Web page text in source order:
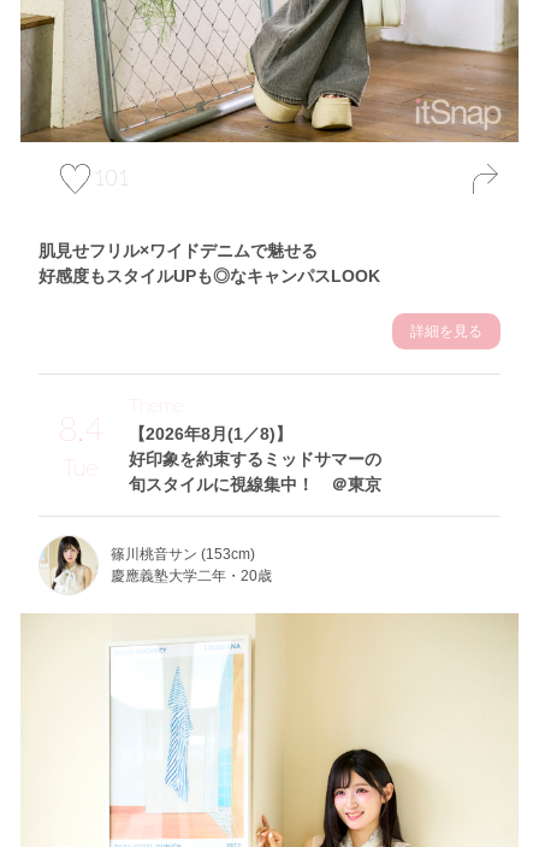
101
肌見せフリル×ワイドデニムで魅せる
好感度もスタイルUPも◎なキャンパスLOOK
詳細を見る
8.4
Tue
【2026年8月(1／8)】
好印象を約束するミッドサマーの
旬スタイルに視線集中！ ＠東京
Theme
篠川桃音サン (153cm)
慶應義塾大学二年・20歳